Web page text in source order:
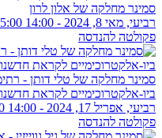
סמינר מחלקה של אלון לרון
רביעי, מאי 8, 2024 -
14:00
פקולטה להנדסה
סמינר מחלקה של טלי דותן -
ביו-אלקטרוכימיים לקראת
רביעי, אפריל 17, 2024 -
14:00
פקולטה להנדסה